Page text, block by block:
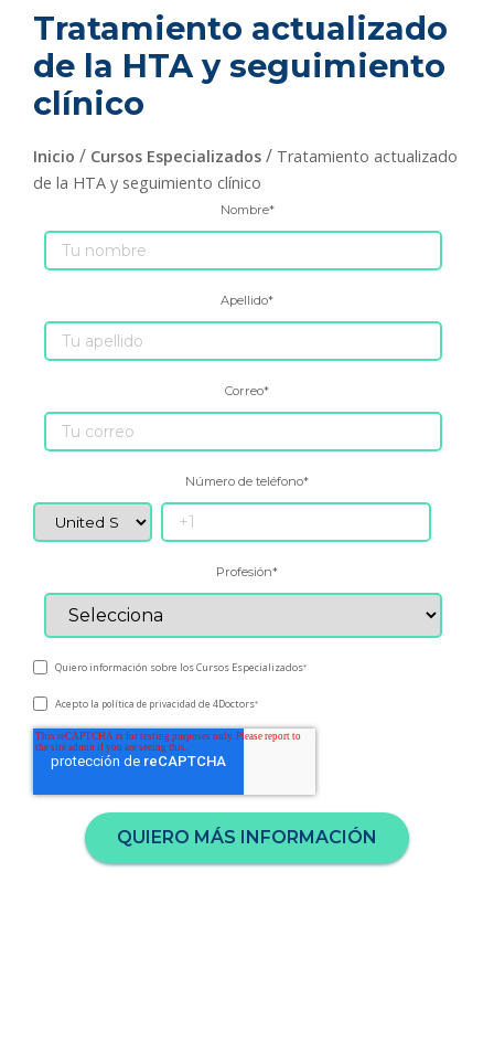
Tratamiento actualizado
de la HTA y seguimiento
clínico
Inicio / Cursos Especializados / Tratamiento actualizado
de la HTA y seguimiento clínico
Nombre*
Apellido*
Correo*
Número de teléfono*
Profesión*
Quiero información sobre los Cursos Especializados*
Acepto la política de privacidad de 4Doctors*